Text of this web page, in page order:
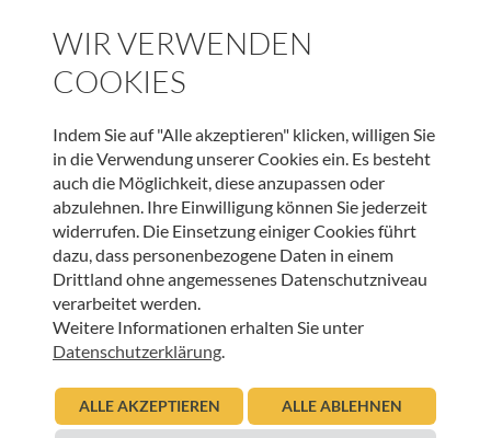
ANMELDEN
INFORMATIONEN
Downloads
Interner Bereich
WIR VERWENDEN
COOKIES
Indem Sie auf "Alle akzeptieren" klicken, willigen Sie
in die Verwendung unserer Cookies ein. Es besteht
auch die Möglichkeit, diese anzupassen oder
abzulehnen. Ihre Einwilligung können Sie jederzeit
widerrufen. Die Einsetzung einiger Cookies führt
dazu, dass personenbezogene Daten in einem
Drittland ohne angemessenes Datenschutzniveau
verarbeitet werden.
Weitere Informationen erhalten Sie unter
Datenschutzerklärung.
ALLE AKZEPTIEREN ALLE ABLEHNEN